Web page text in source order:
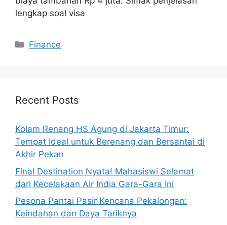
lengkap soal visa
Categories
Finance
Recent Posts
Kolam Renang HS Agung di Jakarta Timur:
Tempat Ideal untuk Berenang dan Bersantai di
Akhir Pekan
Final Destination Nyata! Mahasiswi Selamat
dari Kecelakaan Air India Gara-Gara Ini
Pesona Pantai Pasir Kencana Pekalongan:
Keindahan dan Daya Tariknya